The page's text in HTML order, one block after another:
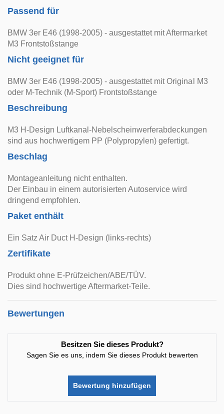
Passend für
BMW 3er E46 (1998-2005) - ausgestattet mit Aftermarket
M3 Frontstoßstange
Nicht geeignet für
BMW 3er E46 (1998-2005) - ausgestattet mit Original M3
oder M-Technik (M-Sport) Frontstoßstange
Beschreibung
M3 H-Design Luftkanal-Nebelscheinwerferabdeckungen
sind aus hochwertigem PP (Polypropylen) gefertigt.
Beschlag
Montageanleitung nicht enthalten.
Der Einbau in einem autorisierten Autoservice wird
dringend empfohlen.
Paket enthält
Ein Satz Air Duct H-Design (links-rechts)
Zertifikate
Produkt ohne E-Prüfzeichen/ABE/TÜV.
Dies sind hochwertige Aftermarket-Teile.
Bewertungen
Besitzen Sie dieses Produkt?
Sagen Sie es uns, indem Sie dieses Produkt bewerten
Bewertung hinzufügen